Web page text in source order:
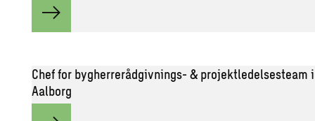
Chef for bygherrerådgivnings- & projektledelsesteam i
Aalborg